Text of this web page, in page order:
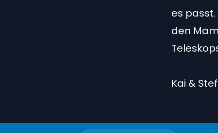
es
den
Kai &